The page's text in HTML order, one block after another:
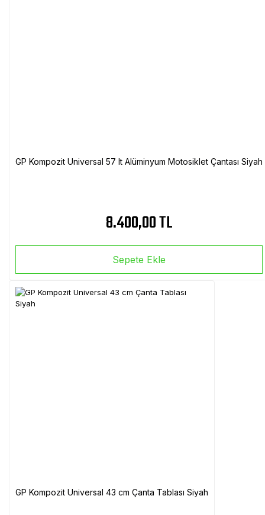
GP Kompozit Universal 57 lt Alüminyum Motosiklet Çantası Siyah
8.400,00 TL
Sepete Ekle
GP Kompozit Universal 43 cm Çanta Tablası Siyah